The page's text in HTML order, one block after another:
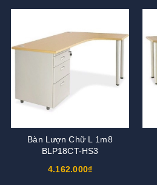
Bàn Lượn Chữ L 1m8
BLP18CT-HS3
4.162.000₫